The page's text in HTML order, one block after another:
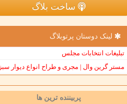
ساخت بلاگ
لینک دوستان پرتوبلاگ
تبلیغات انتخابات مجلس
مستر گرین وال | مجری و طراح انواع دیوار سبز
پربیننده ترین ها